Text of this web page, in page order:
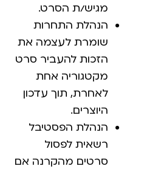
מגיש/ת הסרט.
הנהלת התחרות
שומרת לעצמה את
הזכות להעביר סרט
מקטגוריה אחת
לאחרת, תוך עדכון
היוצרים.
הנהלת הפסטיבל
רשאית לפסול
סרטים מהקרנה אם